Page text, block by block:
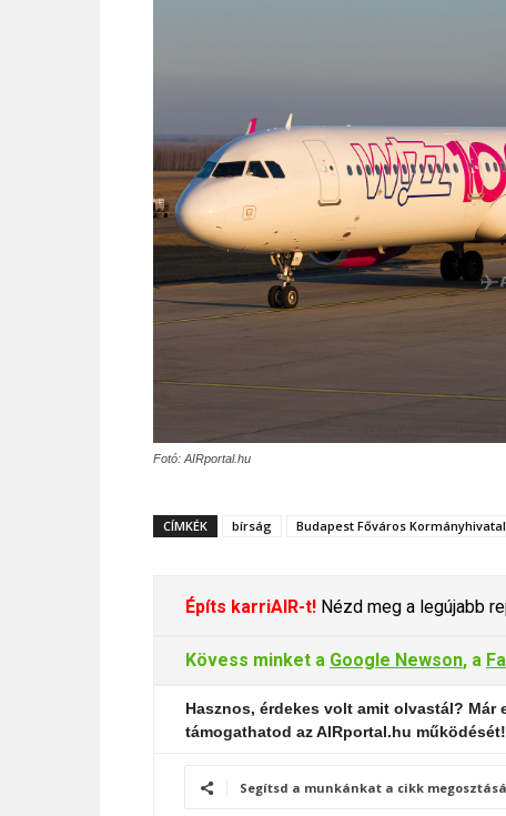
Fotó: AIRportal.hu
CÍMKÉK bírság Budapest Főváros
Építs karriAIR-t! Nézd meg a legújabb
Kövess minket a Google Newson, a
Hasznos, érdekes volt amit olvastál? Már
támogathatod az AIRportal.hu működését!
Segítsd a munkánkat a cikk